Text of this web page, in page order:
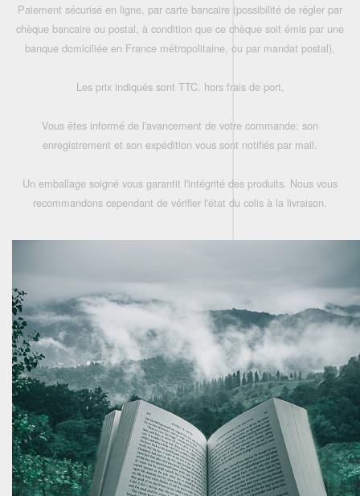
Paiement sécurisé en ligne, par carte bancaire (possibilité de régler par
chèque bancaire ou postal, à condition que ce chèque soit émis par une
banque domiciliée en France métropolitaine, ou par mandat postal),
Les prix indiqués sont TTC, hors frais de port,
Vous êtes informé de l'avancement de votre commande: son
enregistrement et son expédition vous sont notifiés par mail.
Un emballage soigné vous garantit l'intégrité des produits. Nous vous
recommandons cependant de vérifier l'état du colis à la livraison.